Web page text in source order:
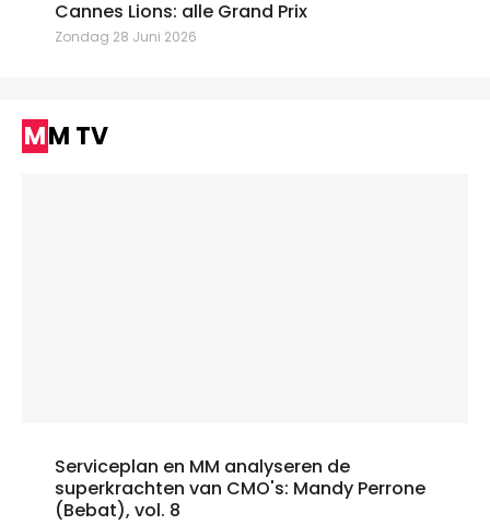
Cannes Lions: alle Grand Prix
Zondag 28 Juni 2026
MM TV
Serviceplan en MM analyseren de
superkrachten van CMO's: Mandy Perrone
(Bebat), vol. 8